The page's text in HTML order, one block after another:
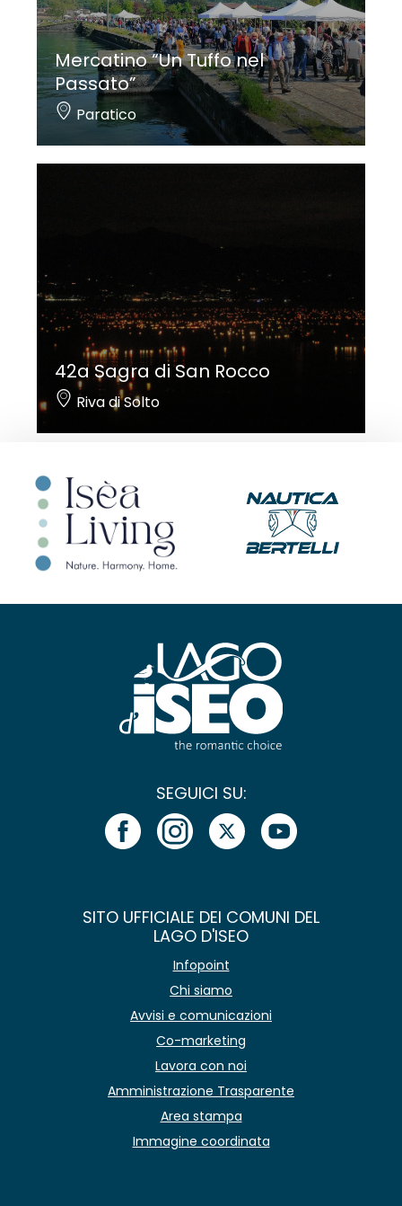
Mercatino “Un Tuffo nel
Passato”
Paratico
42a Sagra di San Rocco
Riva di Solto
SEGUICI SU:
SITO UFFICIALE DEI COMUNI DEL
LAGO D'ISEO
Infopoint
Chi siamo
Avvisi e comunicazioni
Co-marketing
Lavora con noi
Amministrazione Trasparente
Area stampa
Immagine coordinata